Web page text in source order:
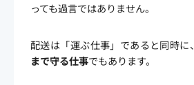
っても過言ではありません。
配送は「運ぶ仕事」であると同時に、
まで守る仕事でもあります。